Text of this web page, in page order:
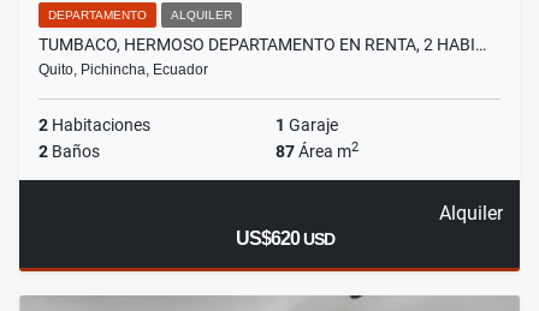
DEPARTAMENTO ALQUILER
TUMBACO, HERMOSO DEPARTAMENTO EN RENTA, 2 HABI…
Quito, Pichincha, Ecuador
2 Habitaciones 1 Garaje
2 Baños 87Área m2
Alquiler
US$620USD